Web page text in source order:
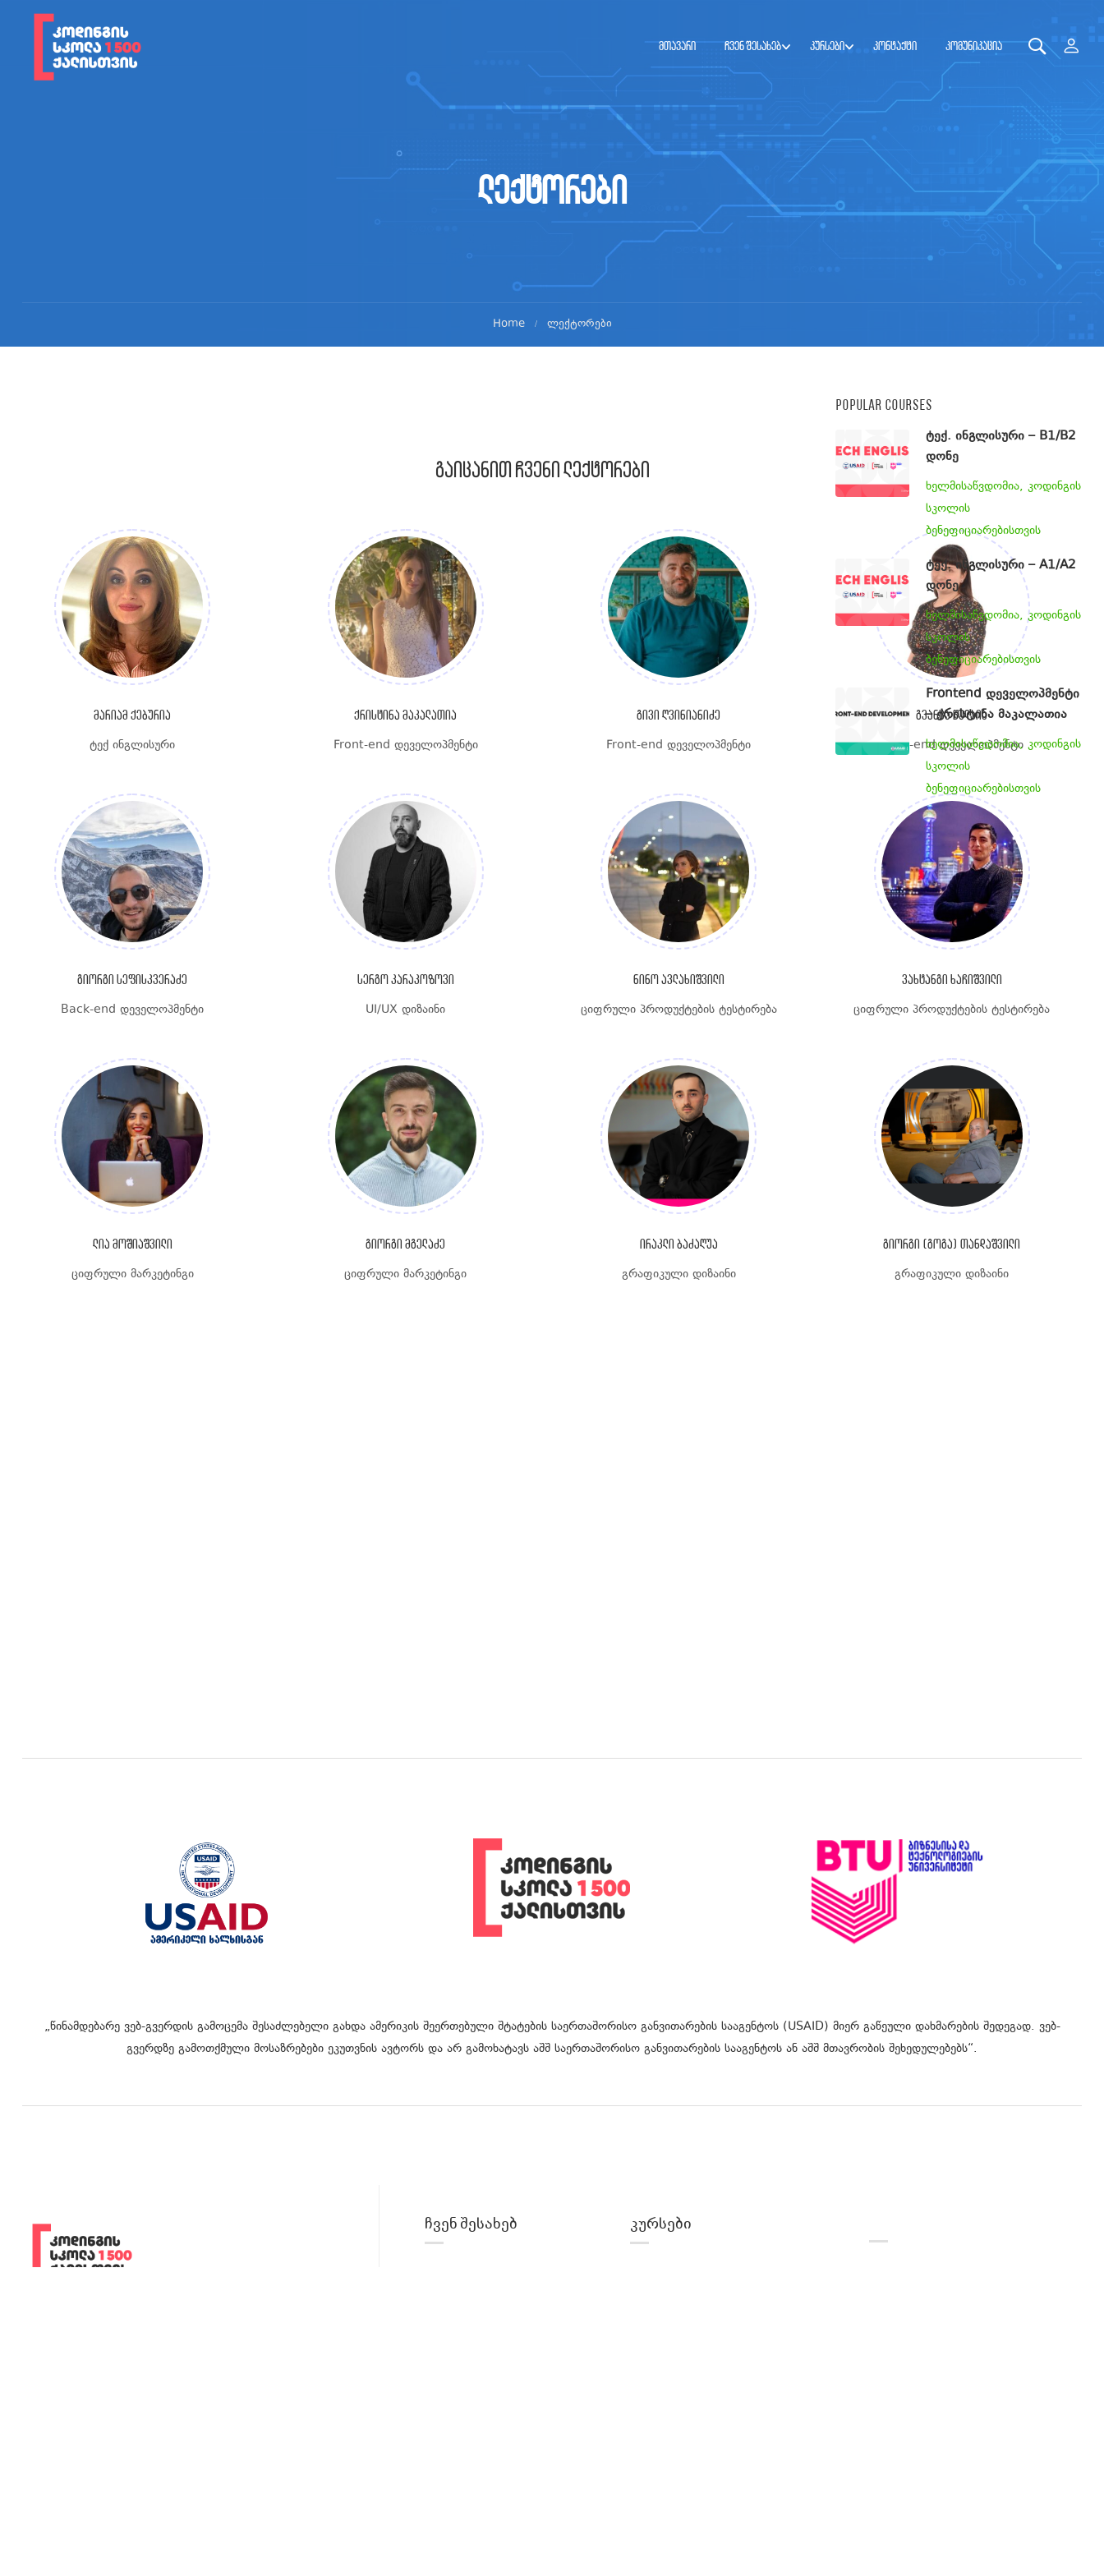
მთავარი ჩვენ შესახებ კურსები კონტაქტი კომუნიკაცია
ლექტორები
Home ლექტორები
გაიცანით ჩვენი ლექტორები
მარიამ ქებურია
ტექ ინგლისური
ქრისტინა მაკალათია
Front-end დეველოპმენტი
გივი ღვინიანიძე
Front-end დეველოპმენტი
გვანცა წულაია
Back-end დეველოპმენტი
გიორგი სეფისკვერაძე
Back-end დეველოპმენტი
სერგო კარაკოზოვი
UI/UX დიზაინი
ნინო ავლახიშვილი
ციფრული პროდუქტების ტესტირება
ვახტანგი ხაჩიშვილი
ციფრული პროდუქტების ტესტირება
ლია მოშიაშვილი
ციფრული მარკეტინგი
გიორგი მგელაძე
ციფრული მარკეტინგი
ირაკლი ბაძაღუა
გრაფიკული დიზაინი
გიორგი (გოგა) თანდაშვილი
გრაფიკული დიზაინი
POPULAR COURSES
ტექ. ინგლისური – B1/B2
დონე
ხელმისაწვდომია, კოდინგის
სკოლის
ბენეფიციარებისთვის
ტექ. ინგლისური – A1/A2
დონე
ხელმისაწვდომია, კოდინგის
სკოლის
ბენეფიციარებისთვის
Frontend დეველოპმენტი
– ქრისტინა მაკალათია
ხელმისაწვდომია, კოდინგის
სკოლის
ბენეფიციარებისთვის
„წინამდებარე ვებ-გვერდის გამოცემა შესაძლებელი გახდა ამერიკის შეერთებული შტატების საერთაშორისო განვითარების სააგენტოს (USAID) მიერ გაწეული დახმარების შედეგად. ვებ-
გვერდზე გამოთქმული მოსაზრებები ეკუთვნის ავტორს და არ გამოხატავს აშშ საერთაშორისო განვითარების სააგენტოს ან აშშ მთავრობის შეხედულებებს“.
ჩვენ შესახებ კურსები